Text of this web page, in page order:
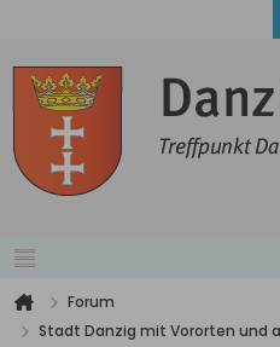
Forum
Stadt Danzig mit Vororten und